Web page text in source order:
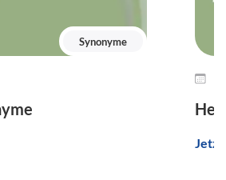
Synonyme
Jetzt